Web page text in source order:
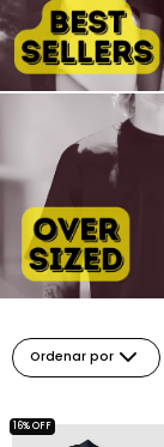
Ordenar por
16% OFF